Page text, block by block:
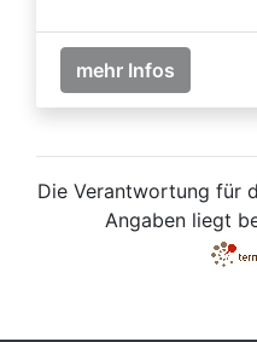
mehr Infos
Die Verantwortung für
Angaben liegt